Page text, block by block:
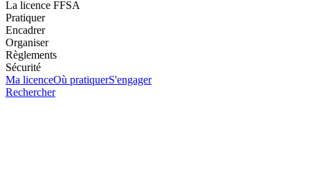
La licence FFSA
Pratiquer
Encadrer
Organiser
Règlements
Sécurité
Ma licenceOù pratiquerS'engager
Rechercher